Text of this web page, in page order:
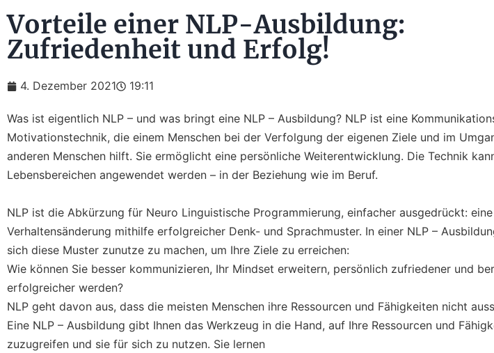
Vorteile einer NLP-Ausbildung:
Zufriedenheit und Erfolg!
4. Dezember 2021 19:11
Was ist eigentlich NLP – und was bringt eine NLP – Ausbildung? NLP ist eine
Motivationstechnik, die einem Menschen bei der Verfolgung der eigenen Ziele und im
anderen Menschen hilft. Sie ermöglicht eine persönliche Weiterentwicklung. Die Technik
Lebensbereichen angewendet werden – in der Beziehung wie im Beruf.
NLP ist die Abkürzung für Neuro Linguistische Programmierung, einfacher ausgedrückt:
Verhaltensänderung mithilfe erfolgreicher Denk- und Sprachmuster. In einer NLP –
sich diese Muster zunutze zu machen, um Ihre Ziele zu erreichen:
Wie können Sie besser kommunizieren, Ihr Mindset erweitern, persönlich zufriedener und
erfolgreicher werden?
NLP geht davon aus, dass die meisten Menschen ihre Ressourcen und Fähigkeiten nicht
Eine NLP – Ausbildung gibt Ihnen das Werkzeug in die Hand, auf Ihre Ressourcen und
zuzugreifen und sie für sich zu nutzen. Sie lernen